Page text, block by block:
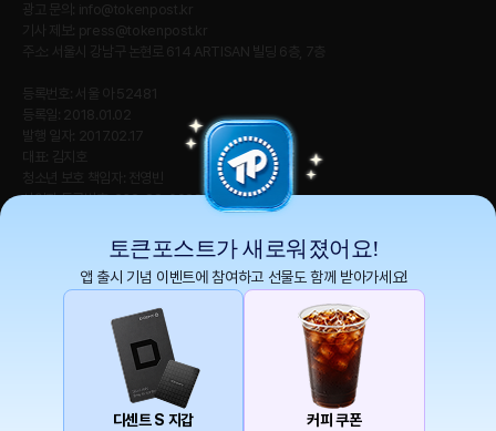
광고 문의:
info@tokenpost.kr
기사 제보: press@tokenpost.kr
주소: 서울시 강남구 논현로 614 ARTISAN 빌딩 6층, 7층
등록번호: 서울 아 52481
등록일: 2018.01.02
발행 일자: 2017.02.17
대표: 김지호
청소년 보호 책임자: 전영빈
사업자 등록번호: 232-88-00885
직업정보제공사업신고번호 : J1204020230009
토큰포스트(tokenpost)의 모든 컨텐츠는 저작권 법의 보호를 받는 바, 무단 전재, 복
Copyright ⓒ 2026 토큰포스트. All Rights Reserved.
토큰포스트가 새로워졌어요!
앱 출시 기념 이벤트에 참여하고 선물도 함께 받아가세요!
디센트 S 지갑 커피 쿠폰